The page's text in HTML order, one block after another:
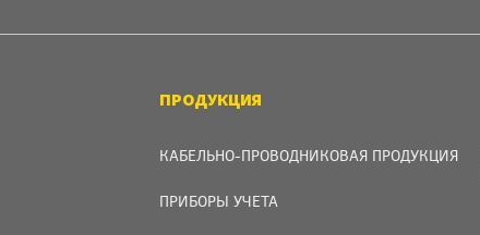
ПРОДУКЦИЯ
КАБЕЛЬНО-ПРОВОДНИКОВАЯ ПРОДУКЦИЯ
ПРИБОРЫ УЧЕТА